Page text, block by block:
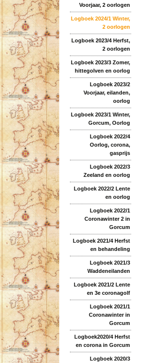
Voorjaar, 2 oorlogen
Logboek 2024/1 Winter,
2 oorlogen
Logboek 2023/4 Herfst,
2 oorlogen
Logboek 2023/3 Zomer,
hittegolven en oorlog
Logboek 2023/2
Voorjaar, eilanden,
oorlog
Logboek 2023/1 Winter,
Gorcum, Oorlog
Logboek 2022/4
Oorlog, corona,
gasprijs
Logboek 2022/3
Zeeland en oorlog
Logboek 2022/2 Lente
en oorlog
Logboek 2022/1
Coronawinter 2 in
Gorcum
Logboek 2021/4 Herfst
en behandeling
Logboek 2021/3
Waddeneilanden
Logboek 2021/2 Lente
en 3e coronagolf
Logboek 2021/1
Coronawinter in
Gorcum
Logboek2020/4 Herfst
en corona in Gorcum
Logboek 2020/3